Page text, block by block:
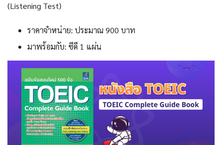
(Listening Test)
ราคาจำหน่าย: ประมาณ 900 บาท
มาพร้อมกับ: ซีดี 1 แผ่น